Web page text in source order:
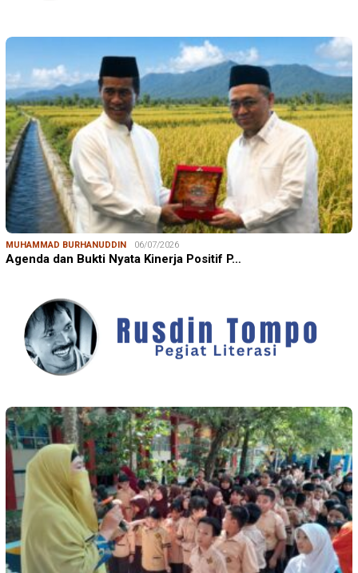
MUHAMMAD BURHANUDDIN 06/07/2026
Agenda dan Bukti Nyata Kinerja Positif P…